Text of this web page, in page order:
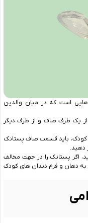
است که در میان والدین
یک طرف صاف و از طرف دیگر
کودک، باید قسمت صاف پستانک
دهید.
اگر پستانک را در جهت مخالف
به دهان و فرم دندان های کودک